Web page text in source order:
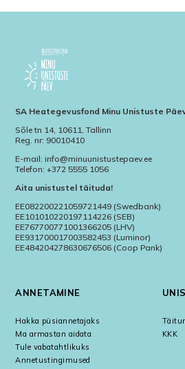
SA Heategevusfond Minu Unistuste
Sõle tn 14, 10611, Tallinn
Reg. nr: 90010410
E-mail: info@minuunistustepaev.ee
Telefon: +372 5555 1056
Aita unistustel täituda!
EE082200221059721449 (Swedbank)
EE101010220197114226 (SEB)
EE767700771001366205 (LHV)
EE931700017003582453 (Luminor)
EE484204278630676506 (Coop Pank)
ANNETAMINE
Hakka püsiannetajaks
Ma armastan aidata
Tule vabatahtlikuks
Annetustingimused
KKK